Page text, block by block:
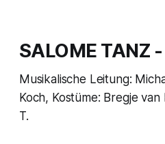
SALOME TANZ
Musikalische Leitung:
Koch, Kostüme: Bregje
T.